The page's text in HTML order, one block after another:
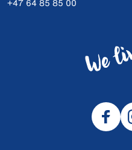
+47 64 85 85 00